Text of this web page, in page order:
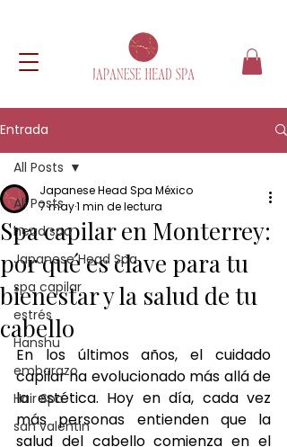
Entrada
All Posts
head spa
Japanese Head Spa
spa capilar
estrés
Hanshu
embarazo
Hair Spa
san valentin
All Posts
Spa capilar en Monterrey:
por qué es clave para tu
bienestar y la salud de tu
cabello
Japanese Head Spa México
7 may1 min de lectura
En los últimos años, el cuidado
capilar ha evolucionado más allá de
la estética. Hoy en día, cada vez
más personas entienden que la
salud del cabello comienza en el